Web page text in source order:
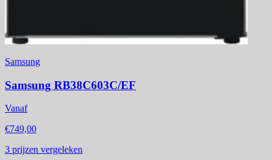
Samsung
Samsung RB38C603C/EF
Vanaf
€749,00
3 prijzen vergeleken